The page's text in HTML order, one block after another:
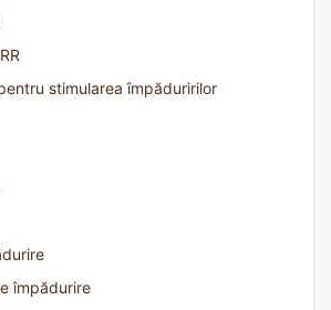
stimularea împăduririlor
împădurire